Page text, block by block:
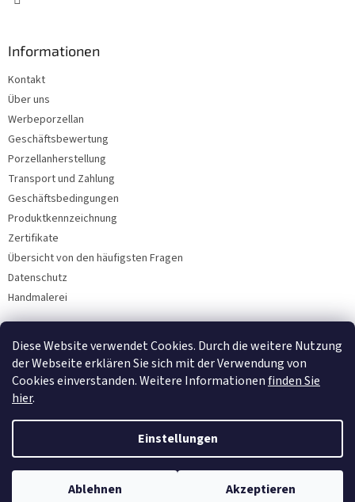
Diese Website verwendet Cookies. Durch die weitere Nutzung
der Webseite erklären Sie sich mit der Verwendung von
Cookies einverstanden. Weitere Informationenfinden Sie
hier.
Einstellungen
Ablehnen Akzeptieren
Informationen
Kontakt
Über uns
Werbeporzellan
Geschäftsbewertung
Porzellanherstellung
Transport und Zahlung
Geschäftsbedingungen
Produktkennzeichnung
Zertifikate
Übersicht von den häufigsten Fragen
Datenschutz
Handmalerei
Facebook
Copyright 2026Bohemia Porzellan 1987 . Alle Rechte vorbehalten.